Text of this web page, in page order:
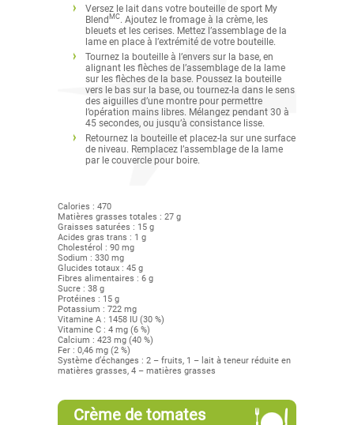
Versez le lait dans votre bouteille de sport My
Blend MC. Ajoutez le fromage à la crème, les
bleuets et les cerises. Mettez l’assemblage de la
lame en place à l’extrémité de votre bouteille.
Tournez la bouteille à l’envers sur la base, en
alignant les flèches de l’assemblage de la lame
sur les flèches de la base. Poussez la bouteille
vers le bas sur la base, ou tournez-la dans le sens
des aiguilles d’une montre pour permettre
l’opération mains libres. Mélangez pendant 30 à
45 secondes, ou jusqu’à consistance lisse.
Retournez la bouteille et placez-la sur une surface
de niveau. Remplacez l’assemblage de la lame
par le couvercle pour boire.
Calories : 470
Matières grasses totales : 27 g
Graisses saturées : 15 g
Acides gras trans : 1 g
Cholestérol : 90 mg
Sodium : 330 mg
Glucides totaux : 45 g
Fibres alimentaires : 6 g
Sucre : 38 g
Protéines : 15 g
Potassium : 722 mg
Vitamine A : 1458 IU (30 %)
Vitamine C : 4 mg (6 %)
Calcium : 423 mg (40 %)
Fer : 0,46 mg (2 %)
Système d’échanges : 2 – fruits, 1 – lait à teneur réduite en
matières grasses, 4 – matières grasses
Crème de tomates